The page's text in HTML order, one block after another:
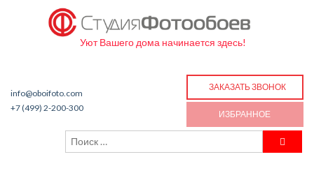
Уют Вашего дома начинается здесь!
info@oboifoto.com
+7 (499) 2-200-300
ЗАКАЗАТЬ ЗВОНОК
ИЗБРАННОЕ